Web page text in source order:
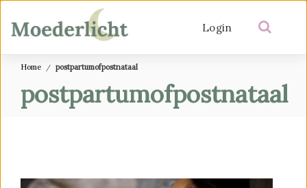
Login
Home postpartumofpostnataal
postpartumofpostnataal